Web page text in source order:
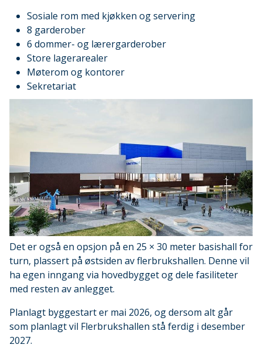
Sosiale rom med kjøkken og servering
8 garderober
6 dommer- og lærergarderober
Store lagerarealer
Møterom og kontorer
Sekretariat
Det er også en opsjon på en 25 × 30 meter basishall for
turn, plassert på østsiden av flerbrukshallen. Denne vil
ha egen inngang via hovedbygget og dele fasiliteter
med resten av anlegget.
Planlagt byggestart er mai 2026, og dersom alt går
som planlagt vil Flerbrukshallen stå ferdig i desember
2027.